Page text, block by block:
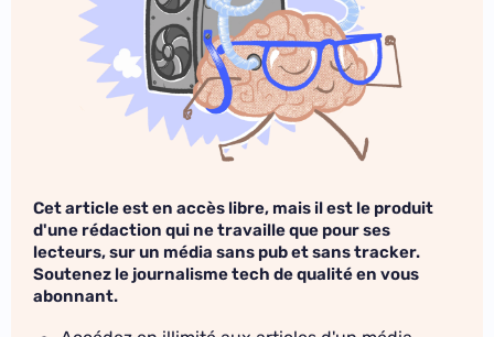
Cet article est en accès libre, mais il est le produit
d'une rédaction qui ne travaille que pour ses
lecteurs, sur un média sans pub et sans tracker.
Soutenez le journalisme tech de qualité en vous
abonnant.